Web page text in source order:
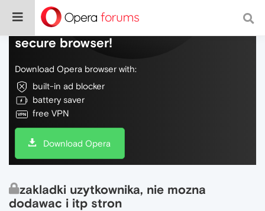
Do more on the web, with a fast and
secure browser!
Download Opera browser with:
built-in ad blocker
battery saver
free VPN
Download Opera
zakladki uzytkownika, nie mozna
dodawac i itp stron